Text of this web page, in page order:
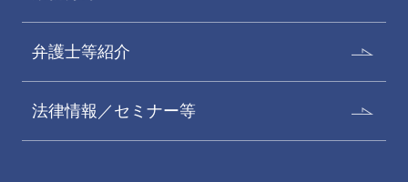
弁護士等紹介
法律情報／セミナー等